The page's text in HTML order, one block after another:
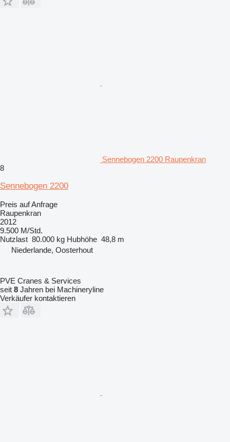
Sennebogen 2200 Raupenkran
8
Sennebogen 2200
Preis auf Anfrage
Raupenkran
2012
9.500 M/Std.
Nutzlast 80.000 kg Hubhöhe 48,8 m
Niederlande, Oosterhout
PVE Cranes & Services
seit 8 Jahren bei Machineryline
Verkäufer kontaktieren